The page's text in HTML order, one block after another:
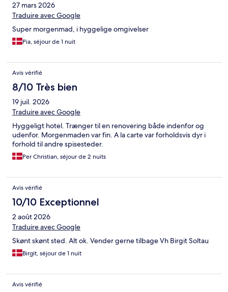
27 mars 2026
Traduire avec Google
Super morgenmad, i hyggelige omgivelser
Pia, séjour de 1 nuit
Avis vérifié
8/10 Très bien
19 juil. 2026
Traduire avec Google
Hyggeligt hotel. Trænger til en renovering både indenfor og
udenfor. Morgenmaden var fin. A la carte var forholdsvis dyr i
forhold til andre spisesteder.
Per Christian, séjour de 2 nuits
Avis vérifié
10/10 Exceptionnel
2 août 2026
Traduire avec Google
Skønt skønt sted. Alt ok. Vender gerne tilbage Vh Birgit Soltau
Birgit, séjour de 1 nuit
Avis vérifié